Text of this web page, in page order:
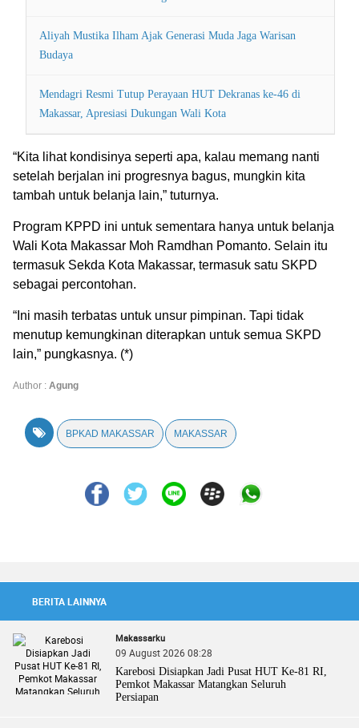
Aliyah Mustika Ilham Ajak Generasi Muda Jaga Warisan
Budaya
Mendagri Resmi Tutup Perayaan HUT Dekranas ke-46 di
Makassar, Apresiasi Dukungan Wali Kota
“Kita lihat kondisinya seperti apa, kalau memang nanti
setelah berjalan ini progresnya bagus, mungkin kita
tambah untuk belanja lain,” tuturnya.
Program KPPD ini untuk sementara hanya untuk belanja
Wali Kota Makassar Moh Ramdhan Pomanto. Selain itu
termasuk Sekda Kota Makassar, termasuk satu SKPD
sebagai percontohan.
“Ini masih terbatas untuk unsur pimpinan. Tapi tidak
menutup kemungkinan diterapkan untuk semua SKPD
lain,” pungkasnya. (*)
Author : Agung
BPKAD MAKASSAR MAKASSAR
BERITA LAINNYA
Makassarku
09 August 2026 08:28
Karebosi Disiapkan Jadi Pusat HUT Ke-81 RI,
Pemkot Makassar Matangkan Seluruh
Persiapan